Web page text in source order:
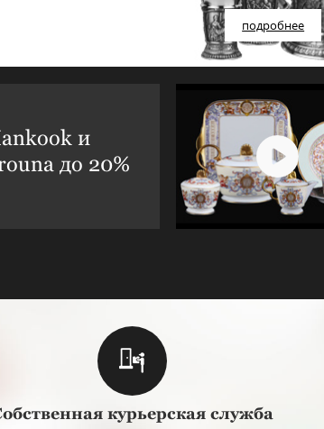
подробнее
и
до 20%
курьерская служба